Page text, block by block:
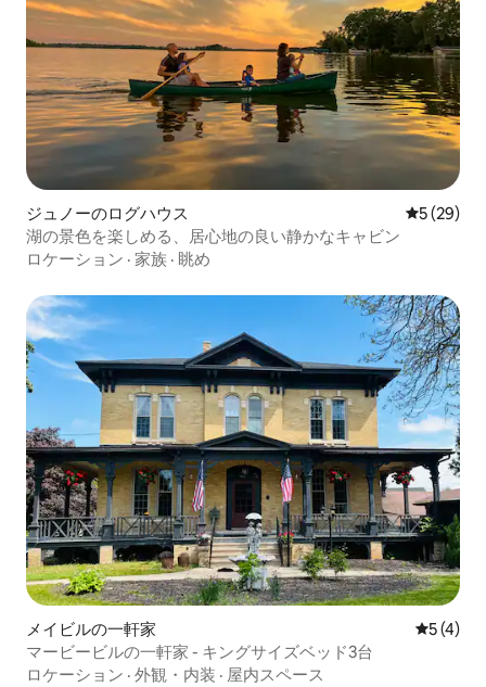
ジュノーのログハウス レビュー
5 (29)
湖の景色を楽しめる、居心地の良い静かなキャビン
ロケーション · 家族 · 眺め
メイビルの一軒家 レビュー
5 (4)
マービービルの一軒家 - キングサイズベッド3台
ロケーション · 外観・内装 · 屋内スペース